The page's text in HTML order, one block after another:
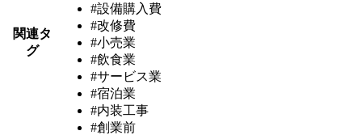
関連タ
グ
#設備購入費
#改修費
#小売業
#飲食業
#サービス業
#宿泊業
#内装工事
#創業前